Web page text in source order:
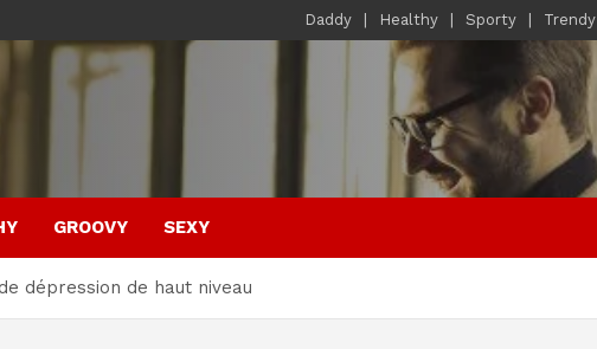
Daddy Healthy Sporty Trendy
GROOVY SEXY
dépression de haut niveau